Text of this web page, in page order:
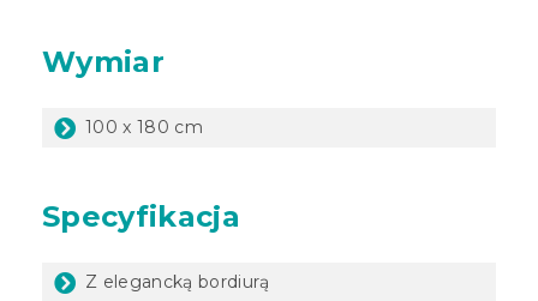
Wymiar
100 x 180 cm
Specyfikacja
Z elegancką bordiurą